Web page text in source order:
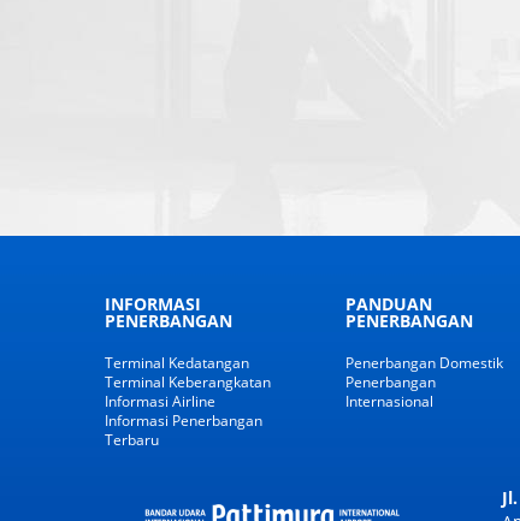
INFORMASI
PENERBANGAN
Terminal Kedatangan
Terminal Keberangkatan
Informasi Airline
Informasi Penerbangan
Terbaru
PANDUAN
PENERBANGAN
Penerbangan Domestik
Penerbangan
Internasional